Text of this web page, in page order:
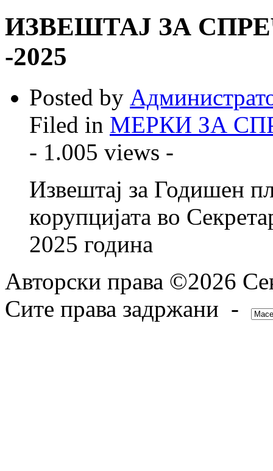
ИЗВЕШТАЈ ЗА
-2025
Posted by
Filed in МЕРКИ ЗА
- 1.005 views -
Извештај за Годишен
корупцијата во
2025 година
Авторски права ©2026
Сите права задржани -